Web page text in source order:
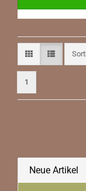
1
Neue Artikel